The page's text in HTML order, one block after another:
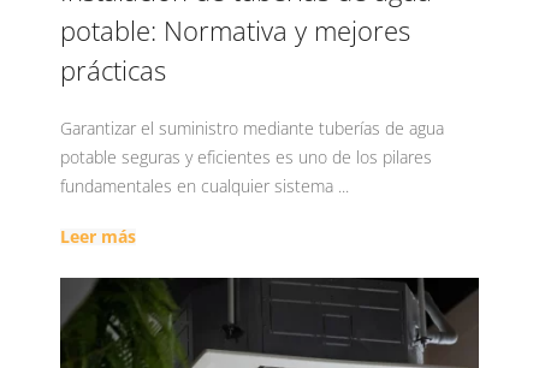
potable: Normativa y mejores
prácticas
Garantizar el suministro mediante tuberías de agua
potable seguras y eficientes es uno de los pilares
fundamentales en cualquier sistema ...
Leer más